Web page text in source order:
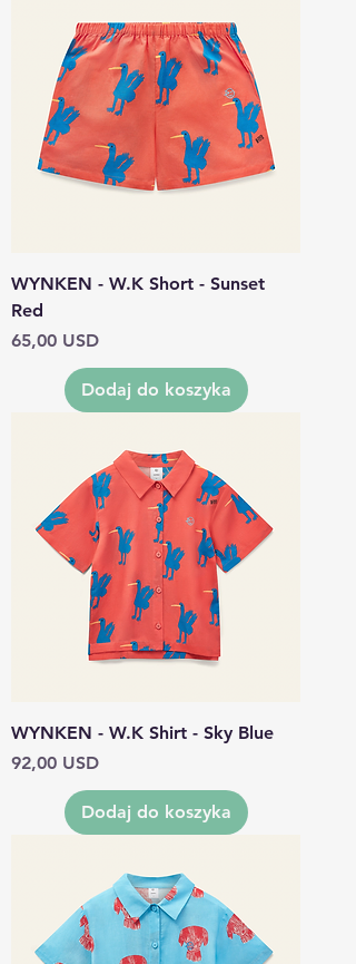
WYNKEN - W.K Short - Sunset
Red
Cena
65,00 USD
Dodaj do koszyka
WYNKEN - W.K Shirt - Sky Blue
Cena
92,00 USD
Dodaj do koszyka